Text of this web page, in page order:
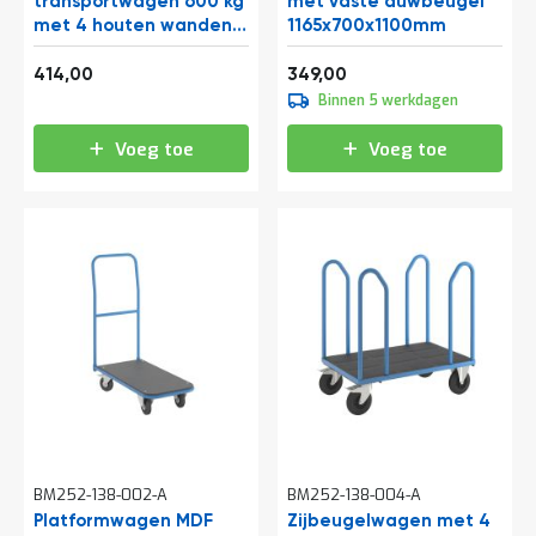
met 4 houten wanden
1000x700
414,00
Voeg toe
1165x700x1100mm
349,00
Binnen 5 werkdagen
Voeg toe
BM252-138-002-A
Platformwagen MDF
BM252-138-004-A
Zijbeugelwagen met 4